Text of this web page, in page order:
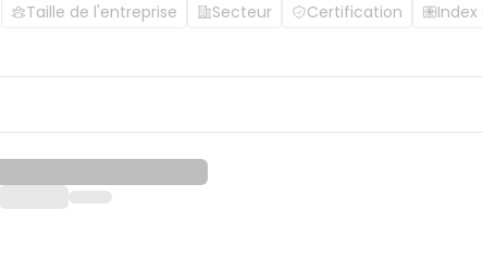
Taille de l'entreprise Secteur Certification